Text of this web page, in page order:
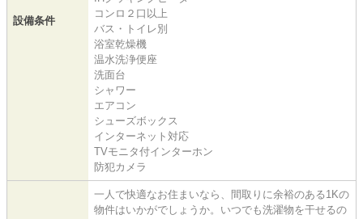
設備条件
コンロ２口以上
バス・トイレ別
浴室乾燥機
温水洗浄便座
洗面台
シャワー
エアコン
シューズボックス
インターネット対応
TVモニタ付インターホン
防犯カメラ
一人で快適なお住まいなら、間取りに余裕のある1Kの
物件はいかがでしょうか。いつでも洗濯物を干せるの